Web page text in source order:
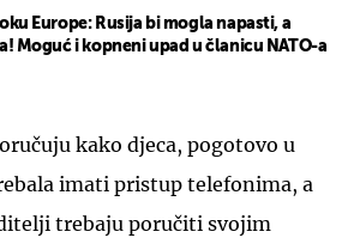
Europe: Rusija bi mogla napasti, a
Moguć i kopneni upad u članicu NATO-a
kako djeca, pogotovo u
imati pristup telefonima, a
trebaju poručiti svojim